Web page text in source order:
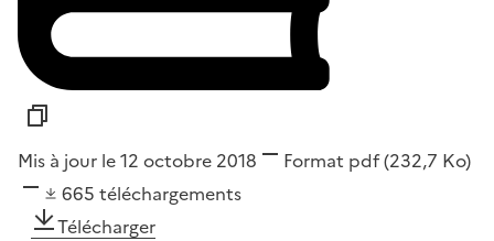
Mis à jour le 12 octobre 2018 Format pdf(232,7 Ko)
665 téléchargements
Télécharger